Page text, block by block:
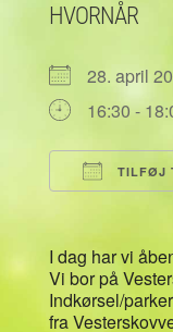
HVORNÅR
28. april
16:30 -
TILFØJ
I dag har vi
Vi bor på
Indkørsel/
fra